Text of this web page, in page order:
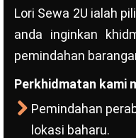
Lori Sewa 2U ialah
anda inginkan
pemindahan
Perkhidmatan kami
Pemindahan
lokasi baharu.